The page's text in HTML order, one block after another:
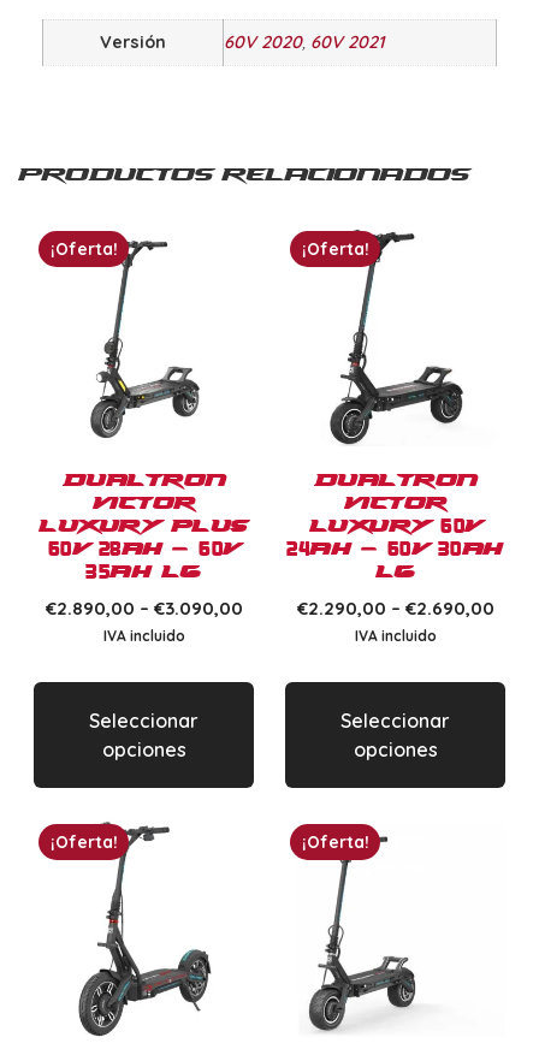
Versión 60V 2020, 60V 2021
Productos relacionados
¡Oferta!
Dualtron
Victor
Luxury Plus
60V 28Ah – 60V
35Ah LG
€2.890,00 – €3.090,00
IVA incluido
Seleccionar
opciones
¡Oferta!
Dualtron
Victor
Luxury 60V
24Ah – 60V 30Ah
LG
€2.290,00 – €2.690,00
IVA incluido
Seleccionar
opciones
¡Oferta! ¡Oferta!